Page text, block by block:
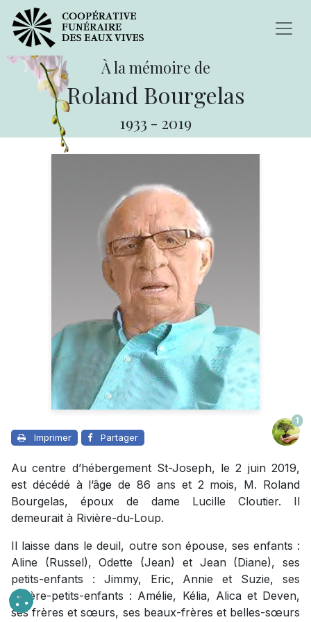
À la mémoire de
Roland Bourgelas
1933 - 2019
Imprimer Partager
1
Au centre d’hébergement St-Joseph, le 2 juin 2019,
est décédé à l’âge de 86 ans et 2 mois, M. Roland
Bourgelas, époux de dame Lucille Cloutier. Il
demeurait à Rivière-du-Loup.
Il laisse dans le deuil, outre son épouse, ses enfants :
Aline (Russel), Odette (Jean) et Jean (Diane), ses
petits-enfants : Jimmy, Eric, Annie et Suzie, ses
arrière-petits-enfants : Amélie, Kélia, Alica et Deven,
ses frères et sœurs, ses beaux-frères et belles-sœurs